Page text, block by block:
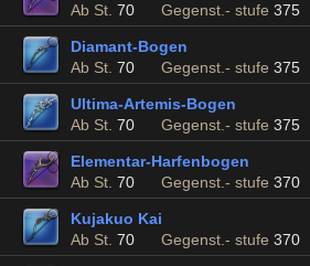
Ab St. 70 Gegenst.- stufe 375
Diamant-Bogen
Ab St. 70 Gegenst.- stufe 375
Ultima-Artemis-Bogen
Ab St. 70 Gegenst.- stufe 375
Elementar-Harfenbogen
Ab St. 70 Gegenst.- stufe 370
Kujakuo Kai
Ab St. 70 Gegenst.- stufe 370